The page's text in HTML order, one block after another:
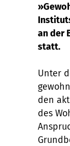
an der
statt.
Unter
den
des